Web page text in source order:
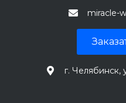
miracle-
г. Челябинск,